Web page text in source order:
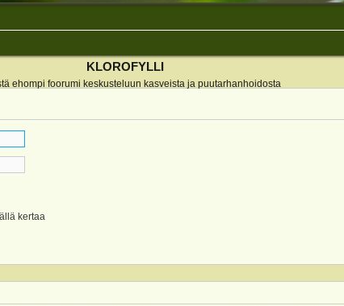
KLOROFYLLI
ehompi foorumi keskusteluun kasveista ja puutarhanhoidosta
kertaa